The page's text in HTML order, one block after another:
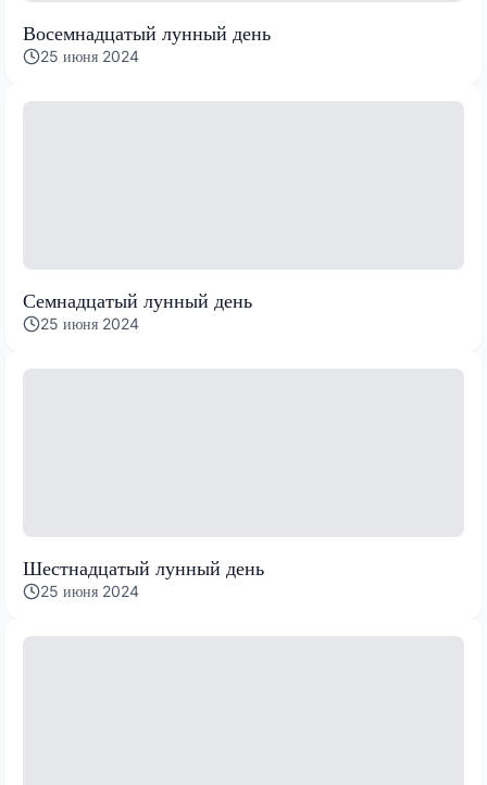
Восемнадцатый лунный день
25 июня 2024
Семнадцатый лунный день
25 июня 2024
Шестнадцатый лунный день
25 июня 2024